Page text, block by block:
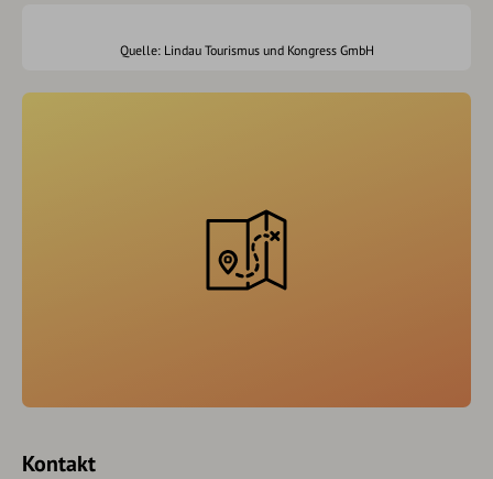
Quelle: Lindau Tourismus und Kongress GmbH
Kontakt